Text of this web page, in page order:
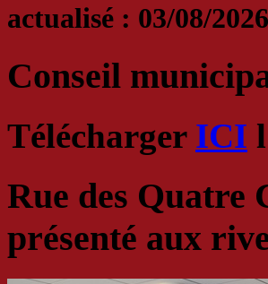
actualisé : 03/08/2026
Conseil
Télécharger ICI
Rue des Quatre
présenté aux